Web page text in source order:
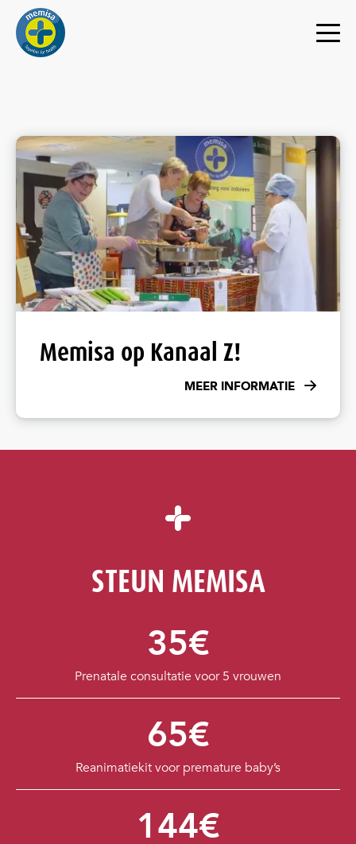
Memisa op Kanaal Z!
MEER INFORMATIE
STEUN MEMISA
35€
Prenatale consultatie voor 5 vrouwen
65€
Reanimatiekit voor premature baby’s
144€